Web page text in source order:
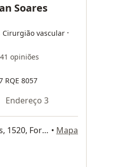
Soares
vascular ·
opiniões
RQE 8057
Endereço 3
Avenida Edilson Brasil Soares, 1520, Fortaleza • Mapa